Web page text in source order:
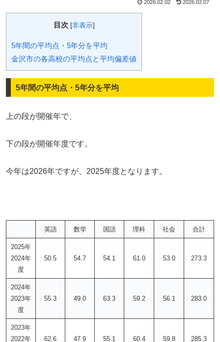
2026.02.02 2026.02.07
目次 [非表示]
5年間の平均点・5年分を平均
金沢市の各高校の平均点と平均偏差値
5年間の平均点・5年分を平均
上の段が開催年で、
下の段が開催年度です。
今年は2026年ですが、2025年度となります。
英語 数学 国語 理科 社会 合計
2025年
2024年
度
50.5 54.7 54.1 61.0 53.0 273.3
2024年
2023年
度
55.3 49.0 63.3 59.2 56.1 283.0
2023年
2022年
62.6 47.9 55.1 60.4 59.8 285.3